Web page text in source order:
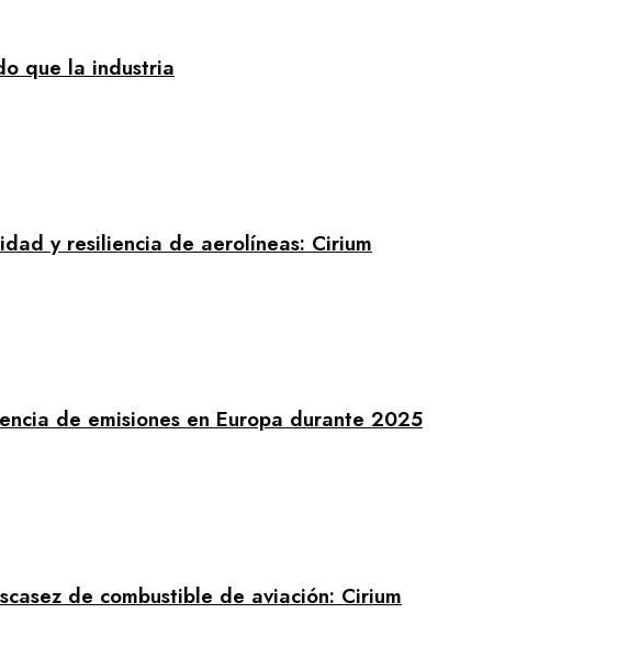
que la industria
y resiliencia de aerolíneas: Cirium
de emisiones en Europa durante 2025
de combustible de aviación: Cirium